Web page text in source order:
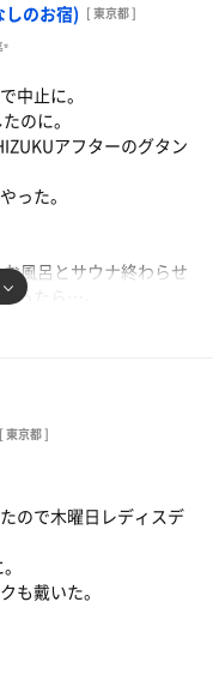
のお宿) [ 東京都 ]
中止に。
のに。
アフターのグタン
った。
風呂とサウナ終わらせ
ったら…。
感じやったのに。
仕切られた半個室スペ
ンオペみたいで忙し
。
[ 東京都 ]
ので木曜日レディスデ
も戴いた。